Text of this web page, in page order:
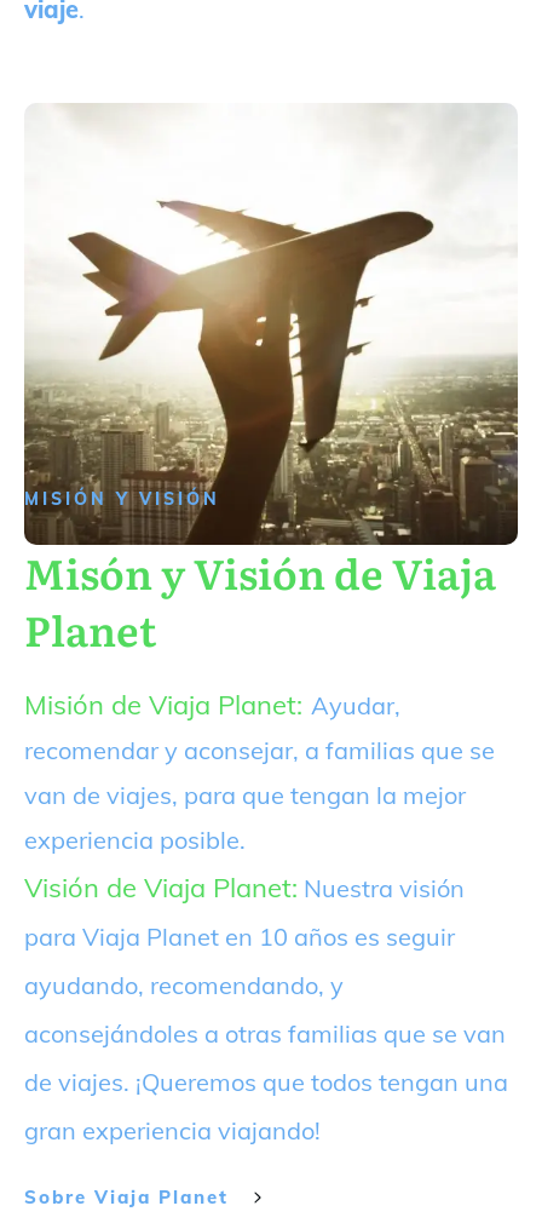
viaje.
MISIÓN Y VISIÓN
Misón y Visión de Viaja
Planet
Misión de Viaja Planet: Ayudar,
recomendar y aconsejar, a familias que se
van de viajes, para que tengan la mejor
experiencia posible.
Visión de Viaja Planet: Nuestra visión
para Viaja Planet en 10 años es seguir
ayudando, recomendando, y
aconsejándoles a otras familias que se van
de viajes. ¡Queremos que todos tengan una
gran experiencia viajando!
Sobre Viaja Planet